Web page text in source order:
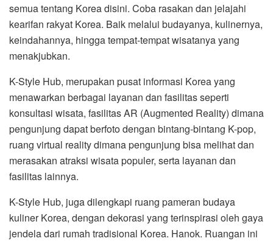
semua tentang Korea disini. Coba rasakan dan jelajahi
kearifan rakyat Korea. Baik melalui budayanya, kulinernya,
keindahannya, hingga tempat-tempat wisatanya yang
menakjubkan.
K-Style Hub, merupakan pusat informasi Korea yang
menawarkan berbagai layanan dan fasilitas seperti
konsultasi wisata, fasilitas AR (Augmented Reality) dimana
pengunjung dapat berfoto dengan bintang-bintang K-pop,
ruang virtual reality dimana pengunjung bisa melihat dan
merasakan atraksi wisata populer, serta layanan dan
fasilitas lainnya.
K-Style Hub, juga dilengkapi ruang pameran budaya
kuliner Korea, dengan dekorasi yang terinspirasi oleh gaya
jendela dari rumah tradisional Korea. Hanok. Ruangan ini